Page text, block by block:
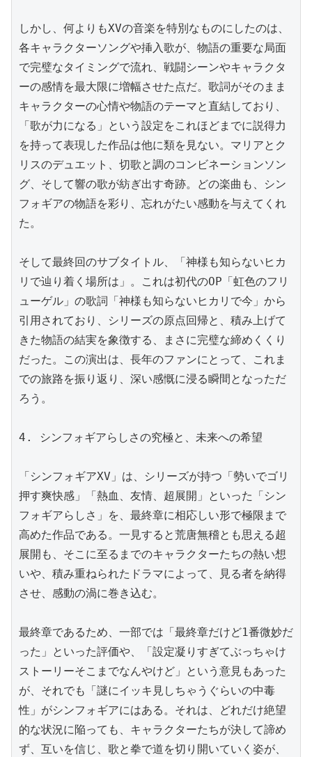
しかし、何よりもXVの音楽を特別なものにしたのは、
各キャラクターソングや挿入歌が、物語の重要な局面
で完璧なタイミングで流れ、戦闘シーンやキャラクタ
ーの感情を最大限に増幅させた点だ。歌詞がそのまま
キャラクターの心情や物語のテーマと直結しており、
「歌が力になる」という設定をこれほどまでに説得力
を持って表現した作品は他に類を見ない。マリアとク
リスのデュエット、切歌と調のコンビネーションソン
グ、そして響の歌が紡ぎ出す奇跡。どの楽曲も、シン
フォギアの物語を彩り、忘れがたい感動を与えてくれ
た。
そして最終回のサブタイトル、「神様も知らないヒカ
リで辿り着く場所は」。これは初代のOP「虹色のフリ
ューゲル」の歌詞「神様も知らないヒカリで今」から
引用されており、シリーズの原点回帰と、積み上げて
きた物語の結実を象徴する、まさに完璧な締めくくり
だった。この演出は、長年のファンにとって、これま
での旅路を振り返り、深い感慨に浸る瞬間となっただ
ろう。
4. シンフォギアらしさの究極と、未来への希望
「シンフォギアXV」は、シリーズが持つ「勢いでゴリ
押す爽快感」「熱血、友情、超展開」といった「シン
フォギアらしさ」を、最終章に相応しい形で極限まで
高めた作品である。一見すると荒唐無稽とも思える超
展開も、そこに至るまでのキャラクターたちの熱い想
いや、積み重ねられたドラマによって、見る者を納得
させ、感動の渦に巻き込む。
最終章であるため、一部では「最終章だけど1番微妙だ
った」といった評価や、「設定凝りすぎてぶっちゃけ
ストーリーそこまでなんやけど」という意見もあった
が、それでも「謎にイッキ見しちゃうぐらいの中毒
性」がシンフォギアにはある。それは、どれだけ絶望
的な状況に陥っても、キャラクターたちが決して諦め
ず、互いを信じ、歌と拳で道を切り開いていく姿が、